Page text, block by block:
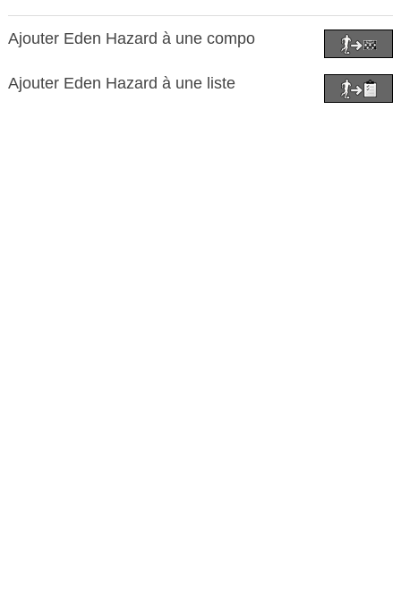
Ajouter Eden Hazard à une compo
Ajouter Eden Hazard à une liste